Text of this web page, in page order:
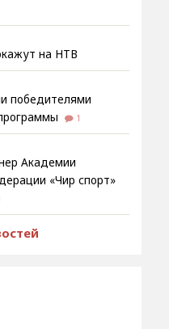
на НТВ
победителями
1
Академии
«Чир спорт»